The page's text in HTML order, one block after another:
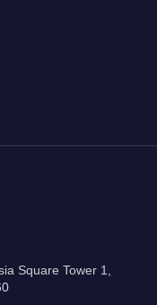
Square Tower 1,